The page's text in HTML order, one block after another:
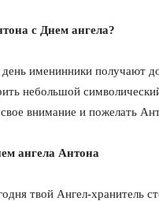
с Днем ангела?
именинники получают
небольшой
внимание и пожелать
ангела Антона
твой Ангел-хранитель